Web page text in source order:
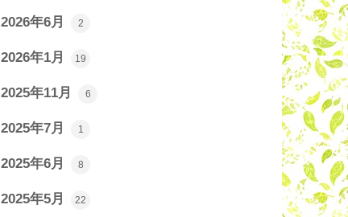
2026年6月 2
2026年1月 19
2025年11月 6
2025年7月 1
2025年6月 8
2025年5月 22